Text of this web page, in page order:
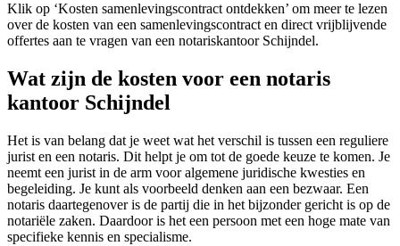
Klik op ‘Kosten samenlevingscontract ontdekken’ om meer te lezen
over de kosten van een samenlevingscontract en direct vrijblijvende
offertes aan te vragen van een notariskantoor Schijndel.
Wat zijn de kosten voor een notaris
kantoor Schijndel
Het is van belang dat je weet wat het verschil is tussen een reguliere
jurist en een notaris. Dit helpt je om tot de goede keuze te komen. Je
neemt een jurist in de arm voor algemene juridische kwesties en
begeleiding. Je kunt als voorbeeld denken aan een bezwaar. Een
notaris daartegenover is de partij die in het bijzonder gericht is op de
notariële zaken. Daardoor is het een persoon met een hoge mate van
specifieke kennis en specialisme.